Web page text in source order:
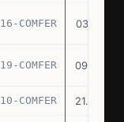
16-COMFER 03.12.74
19-COMFER 09.01.75
10-COMFER 21.03.75